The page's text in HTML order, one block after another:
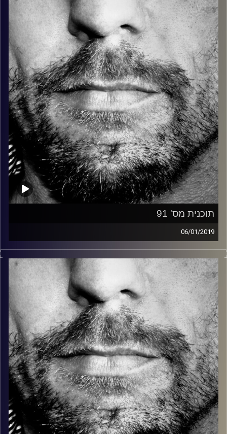
כל מה שחי, אמיתי ונושם.
עם שמוליק רגב.
קרדיט תמונות: David Goehring
תוכנית מס' 91
06/01/2019
זיפים, מוזיקה מחוספסת של הופעות חיות. הרבה ג'אם, רוק,
בלוז, bluegrass, ג'אז, Fאנק, פרוגרסיב ואפילו אלקטרוניקה.
כל מה שחי, אמיתי ונושם.
עם שמוליק רגב.
קרדיט תמונות: David Goehring